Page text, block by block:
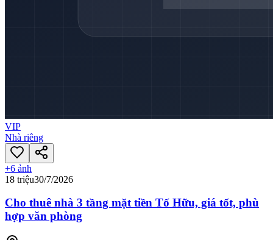
VIP
Nhà riêng
+6 ảnh
18 triệu30/7/2026
Cho thuê nhà 3 tầng mặt tiền Tố Hữu, giá tốt, phù
hợp văn phòng